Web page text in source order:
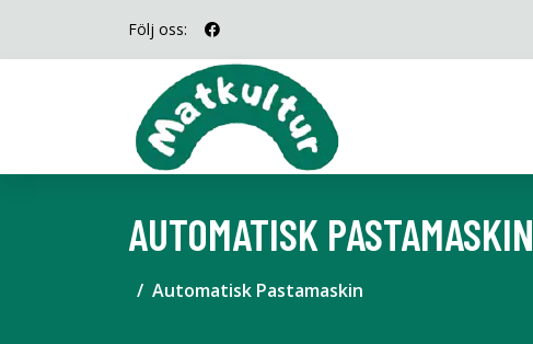
Följ oss:
AUTOMATISK PASTAMASKIN
Automatisk Pastamaskin